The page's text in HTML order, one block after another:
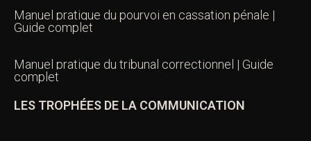
Manuel pratique du pourvoi en cassation pénale |
Guide complet
Manuel pratique du tribunal correctionnel | Guide
complet
LES TROPHÉES DE LA COMMUNICATION